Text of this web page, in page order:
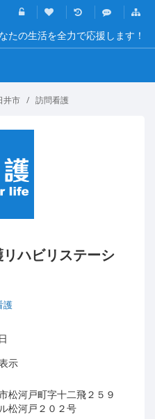
たの生活を全力で応援します！
井市 訪問看護
ハビリステーシ
護
示
松河戸町字十二飛２５９
松河戸２０２号